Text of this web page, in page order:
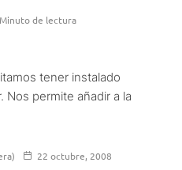
de lectura
tener instalado
Nos permite añadir a la
22 octubre, 2008